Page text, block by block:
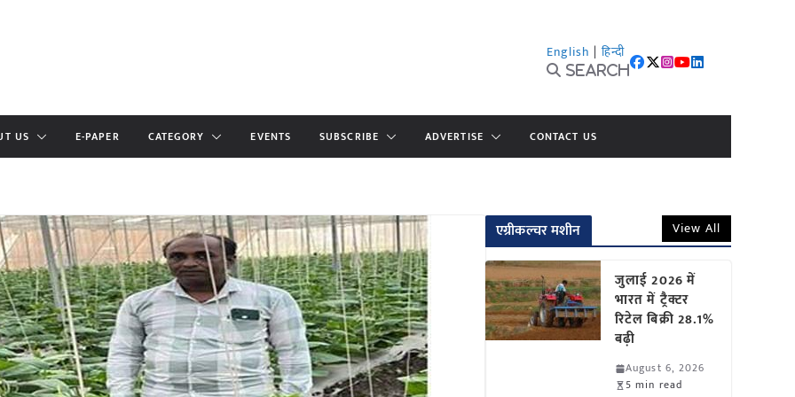
English | हिन्दी
Search
US E-PAPER CATEGORY EVENTS SUBSCRIBE ADVERTISE CONTACT US
एग्रीकल्चर मशीन View All
जुलाई 2026 में
भारत में ट्रैक्टर
रिटेल बिक्री 28.1%
बढ़ी
August 6, 2026
5 min read